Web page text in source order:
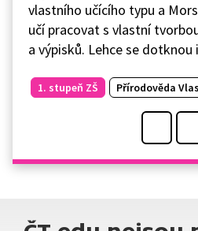
vlastního učícího typu a
učí pracovat s vlastní
a výpisků. Lehce se dotknou
1. stupeň ZŠ Přírodověda